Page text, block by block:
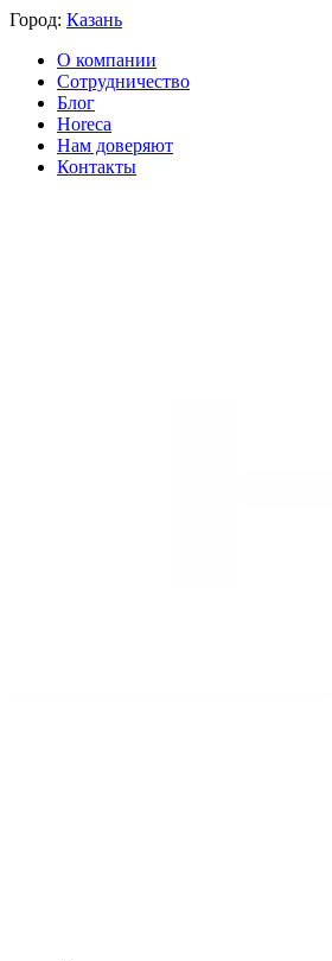
Город: Казань
О компании
Сотрудничество
Блог
Horeca
Нам доверяют
Контакты